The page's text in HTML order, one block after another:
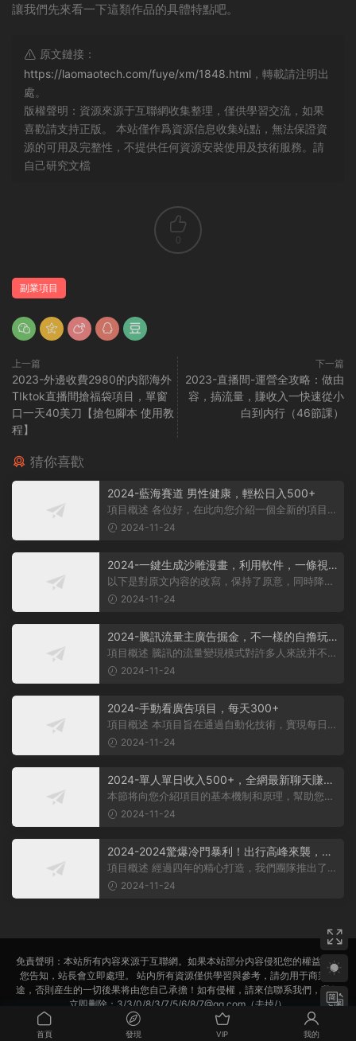
讓我們先來看一下這類作品的具體特點吧。
原文鏈接：
https://laomaotech.com/fuye/xm/1848.html ，轉載請注明出
處。
版權聲明：資源來源于互聯網收集整理，僅供學習交流，如果
喜歡請支持正版。 本站僅作爲資源信息收集站點，無法保證資
源的可用及完整性，不提供任何資源安裝使用及技術服務。請
自己研究文檔
0
副業項目
上一篇
2023-外邊收費2980的内部海外
TIktok直播間搶福袋項目，單窗
口一天40美刀【搶包腳本 使用教
程】
下一篇
2023-直播間-運營全攻略：做由
容，搞流量，賺收入一快速從小
白到内行（46節課）
猜你喜歡
2024-藍海賽道 男性健康，輕松日入500+
項目概述 各位好，在此向您介紹一個全新的項目，
它聚焦于男性健康領域。衆所周知...
2024-11-24
2024-一鍵生成沙雕漫畫，利用軟件，一條視
頻播放12W+，單日變現1000+
以下是對原文内容的改寫，保持了原意，同時降低
2024-11-24
2024-騰訊流量主廣告掘金，不一樣的自撸玩
法，日賺500-1000+，無設備要求
項目概述 騰訊的流量變現模式對許多人來說并不陌
生，大多數人對其盈利方式有所了...
2024-11-24
2024-手動看廣告項目，每天300+
項目概述 本項目旨在通過自動化技術，實現每日觀
2024-11-24
2024-單人單日收入500+，全網最新聊天賺
米！适合所有人群簡單暴力！
本節将向您介紹項目的基本機制和原理，幫助您理
解項目的基本概念。 在項目實施前...
2024-11-24
2024-2024驚爆冷門暴利！出行高峰來襲，裏
程積分，高爆發期，一單300+—2000+，月入
過萬不是夢！
項目概述 經過四年的精心打造，我們團隊推出了一
個從未對外公布的項目——利用裏...
2024-11-24
免責聲明：本站所有内容來源于互聯網。如果本站部分内容侵犯您的權益，請
您告知，站長會立即處理。 站内所有資源僅供學習與參考，請勿用于商業用
途，否則産生的一切後果将由您自己承擔！如有侵權，請來信聯系我們，我們
立即删除：3/3/0/8/3/7/5/6/8/7@qq.com（去掉/）
備案号:蘇ICP備2022022702号-1
首頁 發現 VIP 我的